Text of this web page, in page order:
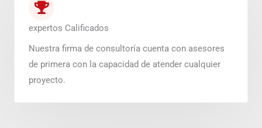
expertos Calificados
Nuestra firma de consultoría cuenta con asesores
de primera con la capacidad de atender cualquier
proyecto.